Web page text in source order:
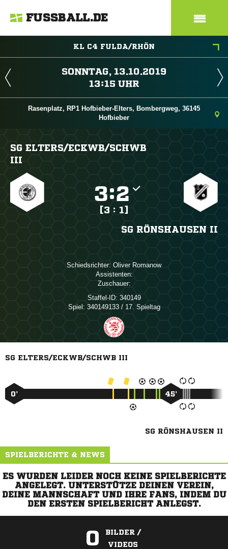
FUSSBALL.DE
KL C4 FULDA/RHÖN
 
 
Rasenplatz, RP1 Hofbieber-Elters, Bombergweg, 36145
Hofbieber
SG ELTERS/​ECKWB/​SCHWB
III
:
[3 : 1]
SG RÖNSHAUSEN II
Schiedsrichter:  
Assistenten:
Zuschauer:
Staffel-ID: 340149
Spiel: 340149133 / 17. Spieltag
SG ELTERS/ECKWB/SCHWB III
0’ 45’
SG RÖNSHAUSEN II
SPIELBERICHTE & NEWS
ES WURDEN LEIDER NOCH KEINE SPIELBERICHTE
ANGELEGT. UNTERSTÜTZE DEINEN VEREIN,
DEINE MANNSCHAFT UND IHRE FANS, INDEM DU
DEN ERSTEN SPIELBERICHT ANLEGST.
0
BILDER /
VIDEOS